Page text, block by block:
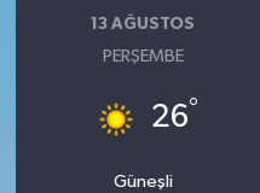
13 AĞUSTOS
PERŞEMBE
26°
Güneşli